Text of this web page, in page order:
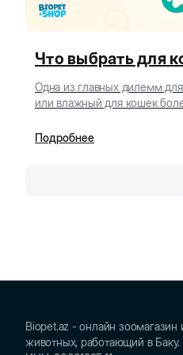
Одна из главных дилемм
или влажный для кошек
Подробнее
Biopet.az - онлайн
животных, работающий в Баку.